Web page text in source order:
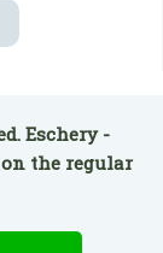
Eschery -
the regular